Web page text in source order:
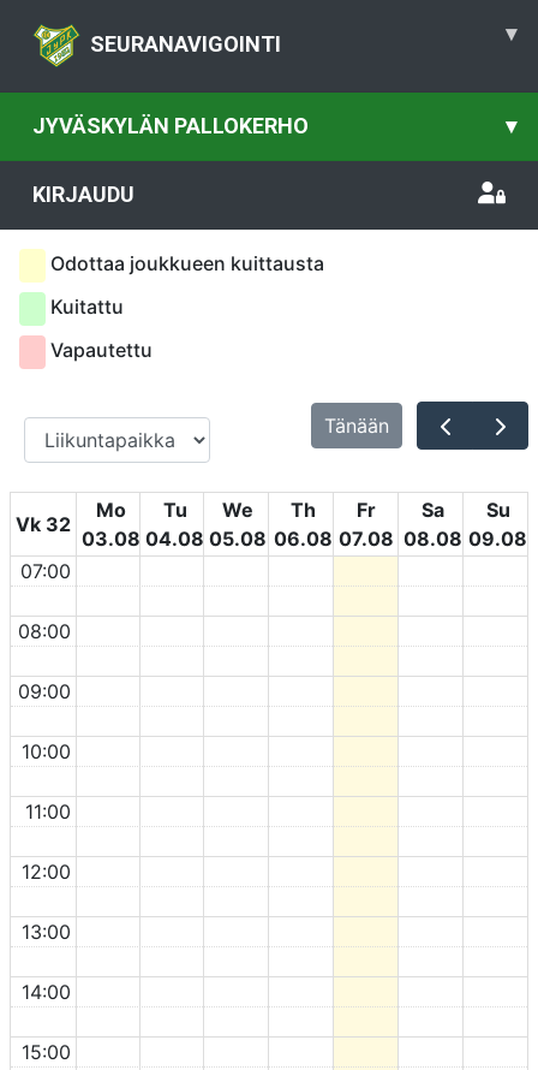
SEURANAVIGOINTI ▾
JYVÄSKYLÄN PALLOKERHO ▾
KIRJAUDU